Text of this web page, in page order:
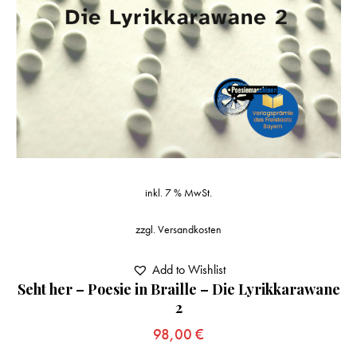
Seht her – Poesie in Braille – Die Lyrikkarawane
2
98,00 €
inkl. 7 % MwSt.
zzgl.Versandkosten
Add to Wishlist